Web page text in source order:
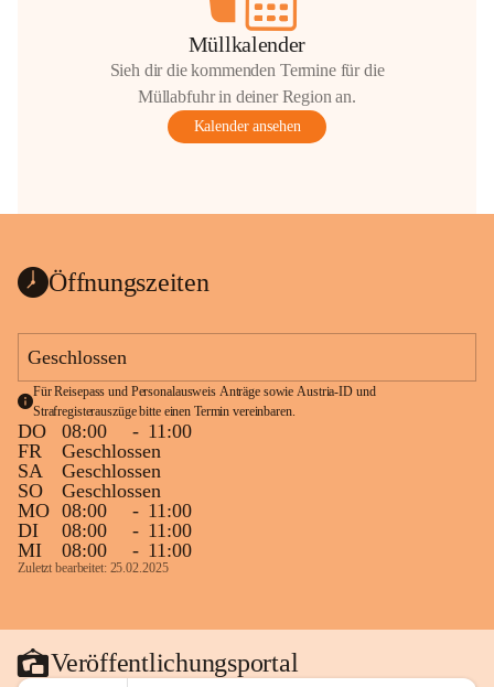
Müllkalender
Sieh dir die kommenden Termine für die
Müllabfuhr in deiner Region an.
Kalender ansehen
Öffnungszeiten
Geschlossen
Für Reisepass und Personalausweis Anträge sowie Austria-ID und
Strafregisterauszüge bitte einen Termin vereinbaren.
DO 08:00 - 11:00
FR
Geschlossen
SA
Geschlossen
SO
Geschlossen
MO 08:00 - 11:00
DI
08:00 - 11:00
MI
08:00 - 11:00
Zuletzt bearbeitet: 25.02.2025
Veröffentlichungsportal